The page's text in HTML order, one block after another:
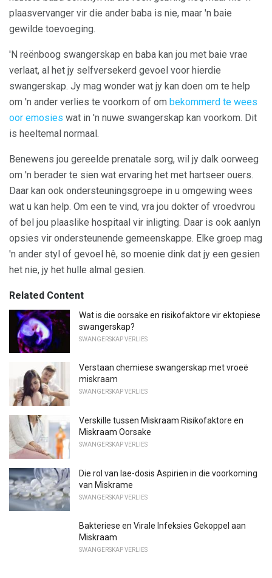
plaasvervanger vir die ander baba is nie, maar 'n baie
gewilde toevoeging.
'N reënboog swangerskap en baba kan jou met baie vrae
verlaat, al het jy selfversekerd gevoel voor hierdie
swangerskap. Jy mag wonder wat jy kan doen om te help
om 'n ander verlies te voorkom of om bekommerd te wees
oor emosies wat in 'n nuwe swangerskap kan voorkom. Dit
is heeltemal normaal.
Benewens jou gereelde prenatale sorg, wil jy dalk oorweeg
om 'n berader te sien wat ervaring het met hartseer ouers.
Daar kan ook ondersteuningsgroepe in u omgewing wees
wat u kan help. Om een ​​te vind, vra jou dokter of vroedvrou
of bel jou plaaslike hospitaal vir inligting. Daar is ook aanlyn
opsies vir ondersteunende gemeenskappe. Elke groep mag
'n ander styl of gevoel hê, so moenie dink dat jy een gesien
het nie, jy het hulle almal gesien.
Related Content
Wat is die oorsake en risikofaktore vir ektopiese
swangerskap?
SWANGERSKAP VERLIES
Verstaan ​​chemiese swangerskap met vroeë
miskraam
SWANGERSKAP VERLIES
Verskille tussen Miskraam Risikofaktore en
Miskraam Oorsake
SWANGERSKAP VERLIES
Die rol van lae-dosis Aspirien in die voorkoming
van Miskrame
SWANGERSKAP VERLIES
Bakteriese en Virale Infeksies Gekoppel aan
Miskraam
SWANGERSKAP VERLIES